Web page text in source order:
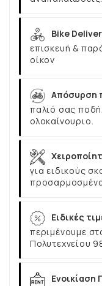
Bike
επισκευή &
οίκον
Απόσυρση
παλιό σας
ολοκαίνουριο.
για ειδικούς
Ειδικές
περιμένουμε
Πολυτεχνείου
Ενοικίαση